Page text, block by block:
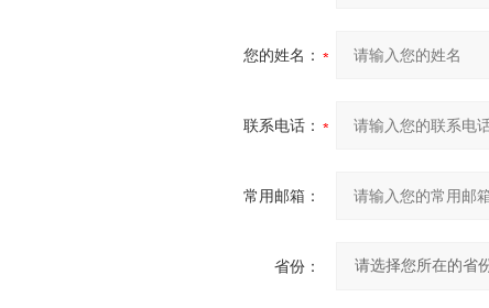
您的姓名：
联系电话：
常用邮箱：
省份：